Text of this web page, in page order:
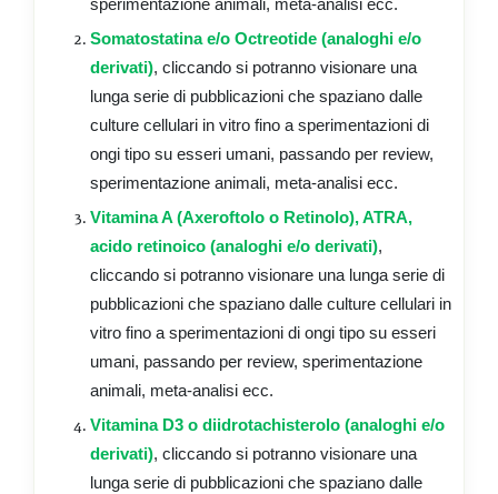
sperimentazione animali, meta-analisi ecc.
Somatostatina e/o Octreotide (analoghi e/o
derivati), cliccando si potranno visionare una
lunga serie di pubblicazioni che spaziano dalle
culture cellulari in vitro fino a sperimentazioni di
ongi tipo su esseri umani, passando per review,
sperimentazione animali, meta-analisi ecc.
Vitamina A (Axeroftolo o Retinolo), ATRA,
acido retinoico (analoghi e/o derivati),
cliccando si potranno visionare una lunga serie di
pubblicazioni che spaziano dalle culture cellulari in
vitro fino a sperimentazioni di ongi tipo su esseri
umani, passando per review, sperimentazione
animali, meta-analisi ecc.
Vitamina D3 o diidrotachisterolo (analoghi e/o
derivati), cliccando si potranno visionare una
lunga serie di pubblicazioni che spaziano dalle